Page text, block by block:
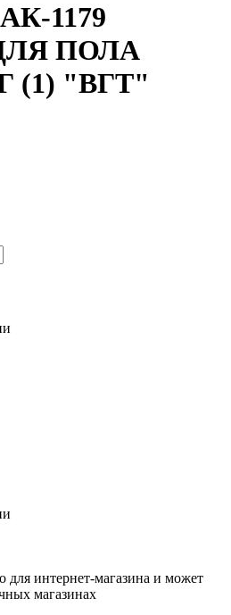
1179
ПОЛА
(1) "ВГТ"
для интернет-магазина и может
магазинах